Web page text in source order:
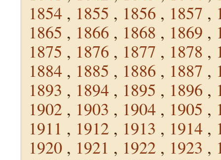
1854 , 1855 , 1856 , 1857 ,
1865 , 1866 , 1868 , 1869 ,
1875 , 1876 , 1877 , 1878 ,
1884 , 1885 , 1886 , 1887 ,
1893 , 1894 , 1895 , 1896 ,
1902 , 1903 , 1904 , 1905 ,
1911 , 1912 , 1913 , 1914 ,
1920 , 1921 , 1922 , 1923 ,